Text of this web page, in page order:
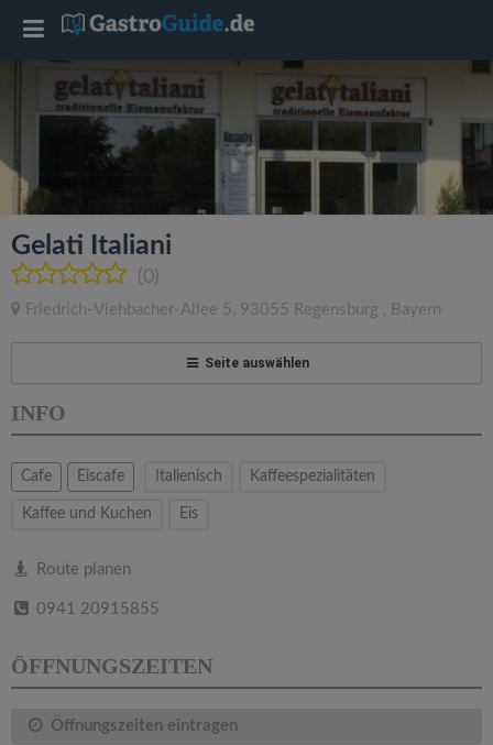
Gelati Italiani
(0)
Friedrich-Viehbacher-Allee 5 , 93055 Regensburg , Bayern
Seite auswählen
INFO
Cafe Eiscafe Italienisch Kaffeespezialitäten
Kaffee und Kuchen Eis
Route planen
0941 20915855
ÖFFNUNGSZEITEN
Öffnungszeiten eintragen
T
l
e
a
v
g
a